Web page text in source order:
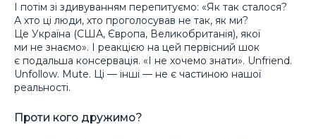
І потім зі здивуванням перепитуємо: «Як так сталося?
А хто ці люди, хто проголосував не так, як ми?
Це Україна (США, Європа, Великобританія), якої
ми не знаємо». І реакцією на цей первісний шок
є подальша консервація. «І не хочемо знати». Unfriend.
Unfollow. Mute. Ці — інші — не є частиною нашої
реальності.
Проти кого дружимо?